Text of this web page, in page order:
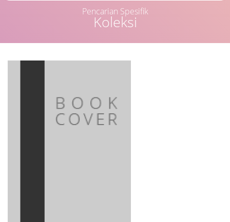
Koleksi
Pencarian Spesifik